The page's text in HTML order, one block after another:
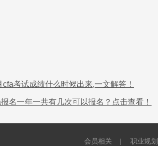
cfa考试成绩什么时候出来,一文解答！
名一年一共有几次可以报名？点击查看！
会员相关 | 职业规划